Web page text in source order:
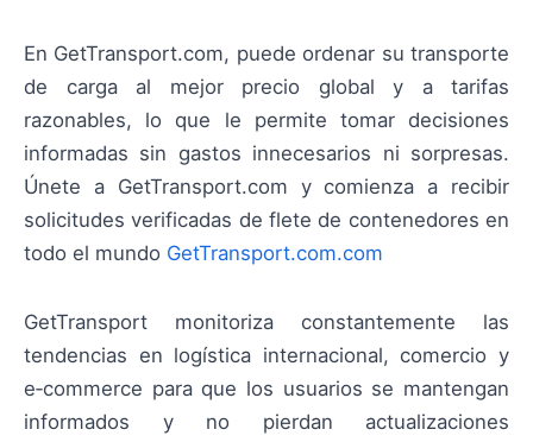
En GetTransport.com, puede ordenar su transporte
de carga al mejor precio global y a tarifas
razonables, lo que le permite tomar decisiones
informadas sin gastos innecesarios ni sorpresas.
Únete a GetTransport.com y comienza a recibir
solicitudes verificadas de flete de contenedores en
todo el mundo GetTransport.com.com
GetTransport monitoriza constantemente las
tendencias en logística internacional, comercio y
e‑commerce para que los usuarios se mantengan
informados y no pierdan actualizaciones